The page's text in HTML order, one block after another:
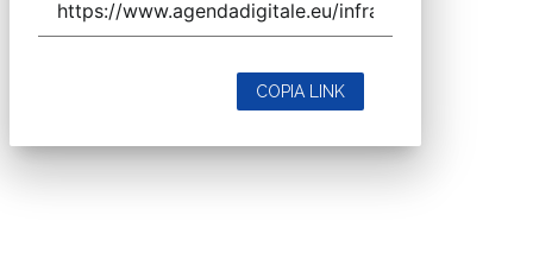
COPIA LINK